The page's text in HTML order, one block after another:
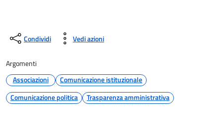
Condividi Vedi azioni
Argomenti
Associazioni
Comunicazione istituzionale
Comunicazione politica
Trasparenza amministrativa